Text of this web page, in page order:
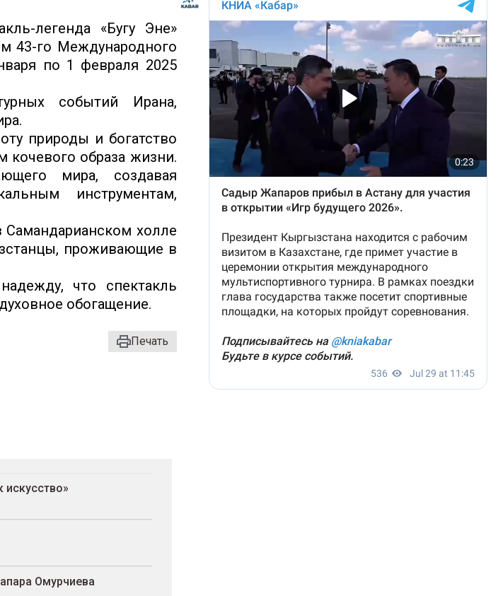
легенда «Бугу Эне»
43-го Международного
по 1 февраля 2025
событий Ирана,
природы и богатство
кочевого образа жизни.
мира, создавая
инструментам,
Самандарианском холле
проживающие в
что спектакль
обогащение.
Печать
искусство»
Омурчиева